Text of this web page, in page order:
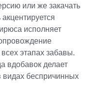
или же закачать
исполняет
этапах забавы.
вдобавок делает
беспричинных